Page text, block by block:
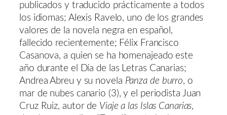
publicados y traducido prácticamente a todos
los idiomas; Alexis Ravelo, uno de los grandes
valores de la novela negra en español,
fallecido recientemente; Félix Francisco
Casanova, a quien se ha homenajeado este
año durante el Día de las Letras Canarias;
Andrea Abreu y su novela Panza de burro, o
mar de nubes canario (3), y el periodista Juan
Cruz Ruiz, autor de Viaje a las Islas Canarias,